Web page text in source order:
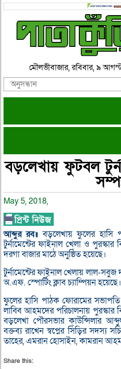
মৌলভীবাজার, রবিবার, ৯
বড়লেখায় ফুটবল
May 5, 2018,
আব্দুর রব॥বড়লেখায় ফুলের
টুর্নামেন্টের ফাইনাল খেলা ও
দরগা বাজার মাঠে অনুষ্ঠিত হয়েছে।
টুর্নামেন্টের ফাইনাল খেলায় লাল-
অ.এফ. স্পোর্টিং ক্লাব চ্যাম্পিয়ন হয়েছে।
ফুলের হাসি পাঠক ফোরামের
লাবিব আহমদের পরিচালনায় পুরস্কার
বড়লেখা পৌরসভার কাউন্সিলার
বক্তব্য রাখেন স্বপ্নের সিঁড়ির
তাহের, এমরান হোসাইন, কামরান
Share this: